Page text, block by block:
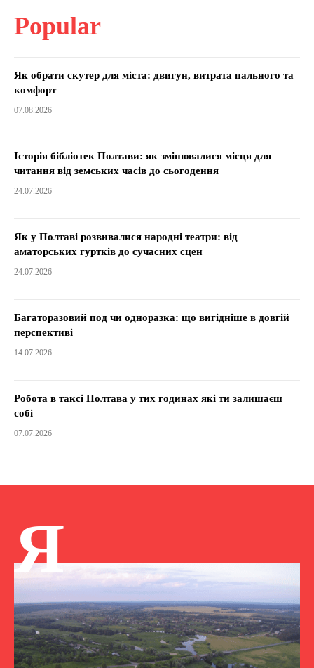
Popular
Як обрати скутер для міста: двигун, витрата пального та
комфорт
07.08.2026
Історія бібліотек Полтави: як змінювалися місця для
читання від земських часів до сьогодення
24.07.2026
Як у Полтаві розвивалися народні театри: від
аматорських гуртків до сучасних сцен
24.07.2026
Багаторазовий под чи одноразка: що вигідніше в довгій
перспективі
14.07.2026
Робота в таксі Полтава у тих годинах які ти залишаєш
собі
07.07.2026
Я